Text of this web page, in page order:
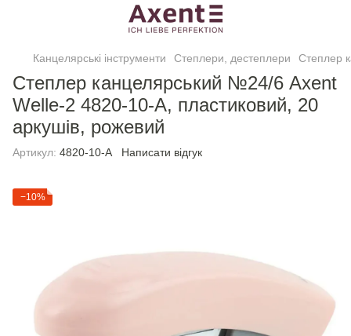
Канцелярські інструменти Степлери, дестеплери Степлер
Степлер канцелярський №24/6 Axent
Welle-2 4820-10-A, пластиковий, 20
аркушів, рожевий
Артикул: 4820-10-A Написати відгук
−10%